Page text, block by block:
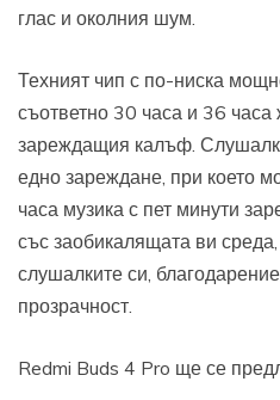
глас и околния шум.
Техният чип с по-ниска
съответно 30 часа и 36
зареждащия калъф.
едно зареждане, при което
часа музика с пет минути
със заобикалящата ви
слушалките си,
прозрачност.
Redmi Buds 4 Pro ще се